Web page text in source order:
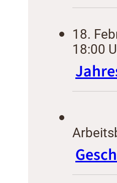
18.
18:00